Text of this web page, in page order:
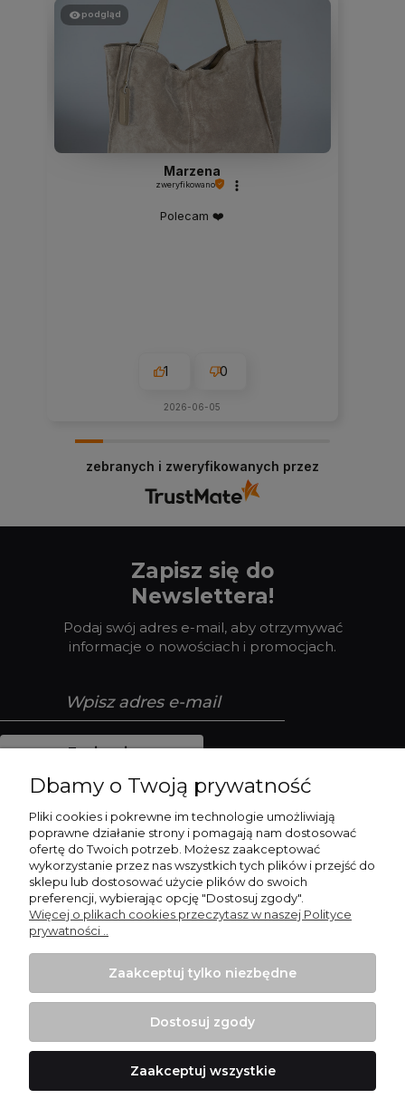
podgląd
Marzena
zweryfikowano
Polecam ❤️
1 0
2026-06-05
zebranych i zweryfikowanych przez
Zapisz się do
Newslettera!
Podaj swój adres e-mail, aby otrzymywać
informacje o nowościach i promocjach.
Zapisz się
Płatności i dostawa
Pomoc
Moje konto
Projekt i wykonanie:Ecommercy.pl
Dbamy o Twoją prywatność
Pliki cookies i pokrewne im technologie umożliwiają
poprawne działanie strony i pomagają nam dostosować
ofertę do Twoich potrzeb. Możesz zaakceptować
wykorzystanie przez nas wszystkich tych plików i przejść do
sklepu lub dostosować użycie plików do swoich
preferencji, wybierając opcję "Dostosuj zgody".
Więcej o plikach cookies przeczytasz w naszej Polityce
prywatności ..
Zaakceptuj tylko niezbędne
Dostosuj zgody
Zaakceptuj wszystkie